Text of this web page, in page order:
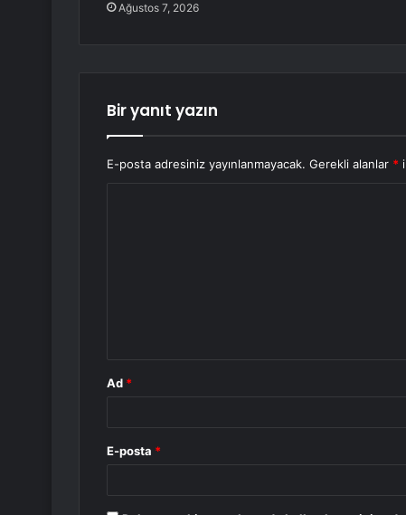
Ağustos 7, 2026
Bir yanıt yazın
E-posta adresiniz yayınlanmayacak. Gerekli alanlar *
Ad *
E-posta *